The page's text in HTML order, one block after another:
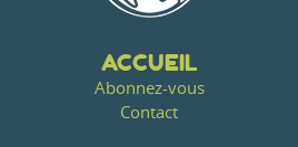
ACCUEIL
Abonnez-vous
Contact